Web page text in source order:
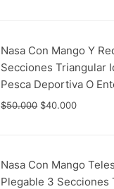
Nasa Con Mango Y
Secciones Triangular
Pesca Deportiva O
$50.000 $40.000
Nasa Con Mango
Plegable 3 Secciones